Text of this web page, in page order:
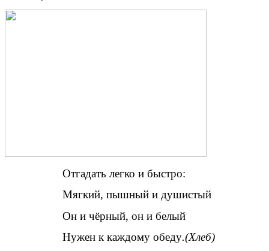
Отгадать легко и быстро:
Мягкий, пышный и душистый
Он и чёрный, он и белый
Нужен к каждому обеду.(Хлеб)